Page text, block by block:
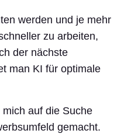
werden und je mehr
zu arbeiten,
der nächste
man KI für optimale
auf die Suche
gemacht.